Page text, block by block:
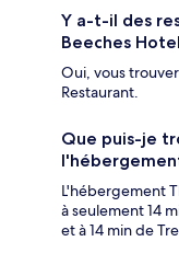
Y a-t-il des
Beeches
Oui, vous
Restaurant.
Que puis-je
L'hébergement
à seulement 14
et à 14 min de